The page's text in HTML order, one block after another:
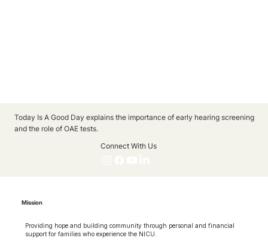
Today Is A Good Day explains the importance of early hearing screening
and the role of OAE tests.
Connect With Us
Mission
Providing hope and building community through personal and financial
support for families who experience the NICU.